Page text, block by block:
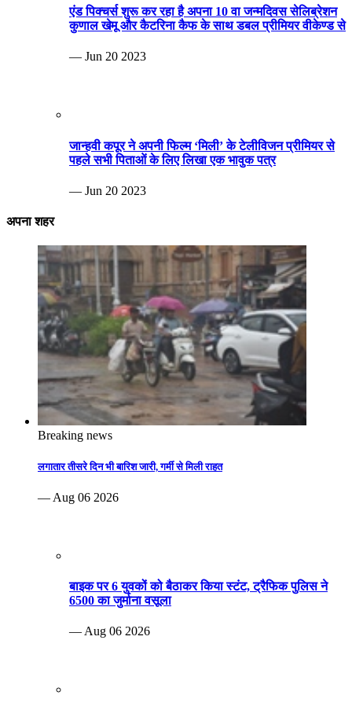
एंड पिक्चर्स शुरू कर रहा है अपना 10 वा जन्मदिवस सेलिब्रेशन
कुणाल खेमू और कैटरिना कैफ के साथ डबल प्रीमियर वीकेण्ड से
— Jun 20 2023
जान्हवी कपूर ने अपनी फिल्म ‘मिली’ के टेलीविजन प्रीमियर से
पहले सभी पिताओं के लिए लिखा एक भावुक पत्र
— Jun 20 2023
अपना शहर
Breaking news
लगातार तीसरे दिन भी बारिश जारी, गर्मी से मिली राहत
— Aug 06 2026
बाइक पर 6 युवकों को बैठाकर किया स्टंट, ट्रैफिक पुलिस ने
6500 का जुर्माना वसूला
— Aug 06 2026